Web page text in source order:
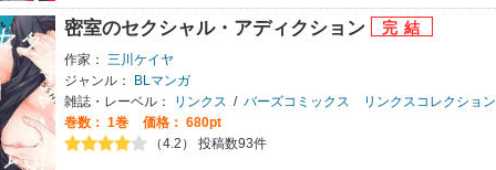
密室のセクシャル・アディクション
作家： 三川ケイヤ
ジャンル：
BLマンガ
雑誌・レーベル：
リンクス / バーズコミックス リンクスコレクション
巻数： 1巻
価格： 680pt
（4.2） 投稿数93件